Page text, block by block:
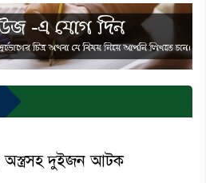
অস্ত্রসহ দুইজন আটক